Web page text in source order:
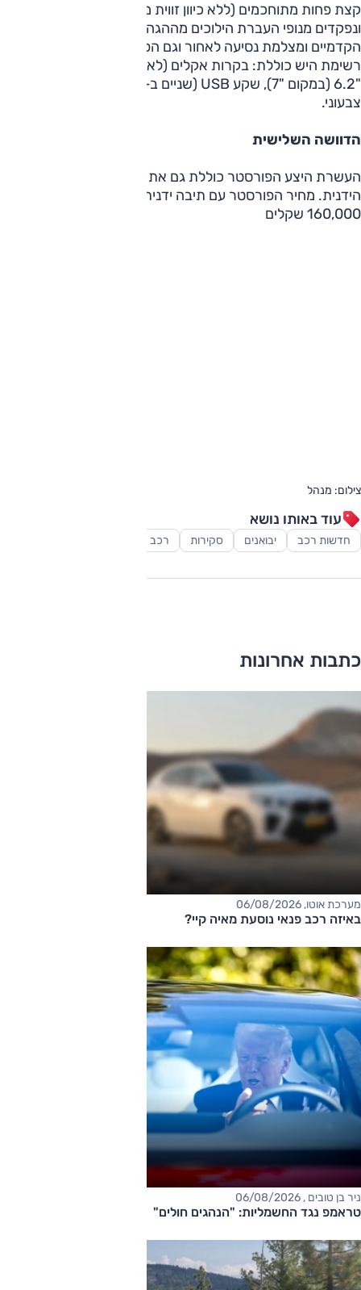
קצת פחות מתוחכמים (ללא כיוון זווית משענת הגב, למשל)
ונפקדים מנופי העברת הילוכים מההגה, משענת-יד בין המושבים
הקדמיים ומצלמת נסיעה לאחור וגם הפיה במפלט האחורי.
רשימת היש כוללת: בקרות אקלים (לא מפוצלת) ושיוט, מסך מגע
צבעוני.
הדוושה השלישית
העשרת היצע הפורסטר כוללת גם את תחילת היבוא של הגרסה
160,000 שקלים
צילום: מנהל
עוד באותו נושא
חדשות רכב יבואנים סקירות רכב משפחתי
כתבות אחרונות
מערכת אוטו, 06/08/2026
באיזה רכב פנאי נוסעת מאיה קיי?
ניר בן טובים , 06/08/2026
טראמפ נגד החשמליות: "הנהגים חולים"